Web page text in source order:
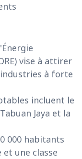
vise à attirer
à forte
incluent le
Jaya et la
000 habitants
une classe